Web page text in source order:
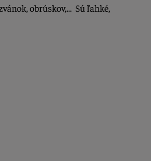
obrúskov,... Sú ľahké,